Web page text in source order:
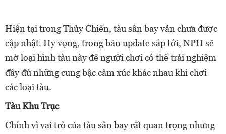
Hiện tại trong Thủy Chiến, tàu sân bay vẫn chưa được
cập nhật. Hy vọng, trong bản update sắp tới, NPH sẽ
mở loại hình tàu này để người chơi có thể trải nghiệm
đầy đủ những cung bậc cảm xúc khác nhau khi chơi
các loại tàu.
Tàu Khu Trục
Chính vì vai trò của tàu sân bay rất quan trọng nhưng